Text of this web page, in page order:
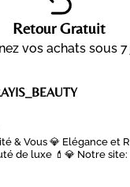
Retour Gratuit
vos achats sous
& Vous 💎 Elégance et
de luxe 💄💎 Notre site: